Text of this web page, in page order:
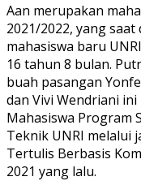
Aan merupakan
2021/2022, yang
mahasiswa baru
16 tahun 8 bulan.
buah pasangan
dan Vivi Wendriani
Mahasiswa Program
Teknik UNRI melalui
Tertulis Berbasis
2021 yang lalu.